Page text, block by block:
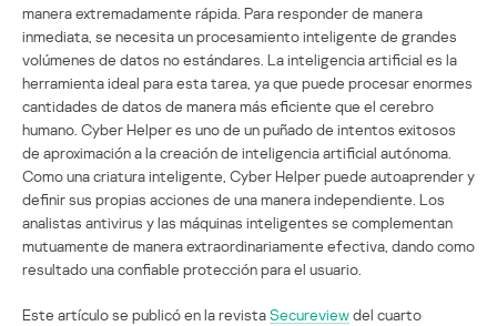
manera extremadamente rápida. Para responder de manera
inmediata, se necesita un procesamiento inteligente de grandes
volúmenes de datos no estándares. La inteligencia artificial es la
herramienta ideal para esta tarea, ya que puede procesar enormes
cantidades de datos de manera más eficiente que el cerebro
humano. Cyber Helper es uno de un puñado de intentos exitosos
de aproximación a la creación de inteligencia artificial autónoma.
Como una criatura inteligente, Cyber Helper puede autoaprender y
definir sus propias acciones de una manera independiente. Los
analistas antivirus y las máquinas inteligentes se complementan
mutuamente de manera extraordinariamente efectiva, dando como
resultado una confiable protección para el usuario.
Este artículo se publicó en la revistaSecureviewdel cuarto